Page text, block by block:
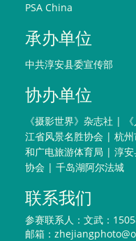
PSA China
承办单位
中共淳安县委宣传部
协办单位
《摄影世界》杂志社 |
江省风景名胜协会 | 杭
和广电旅游体育局 | 淳
协会 | 千岛湖阿尔法城
联系我们
参赛联系人：文武：
邮箱：